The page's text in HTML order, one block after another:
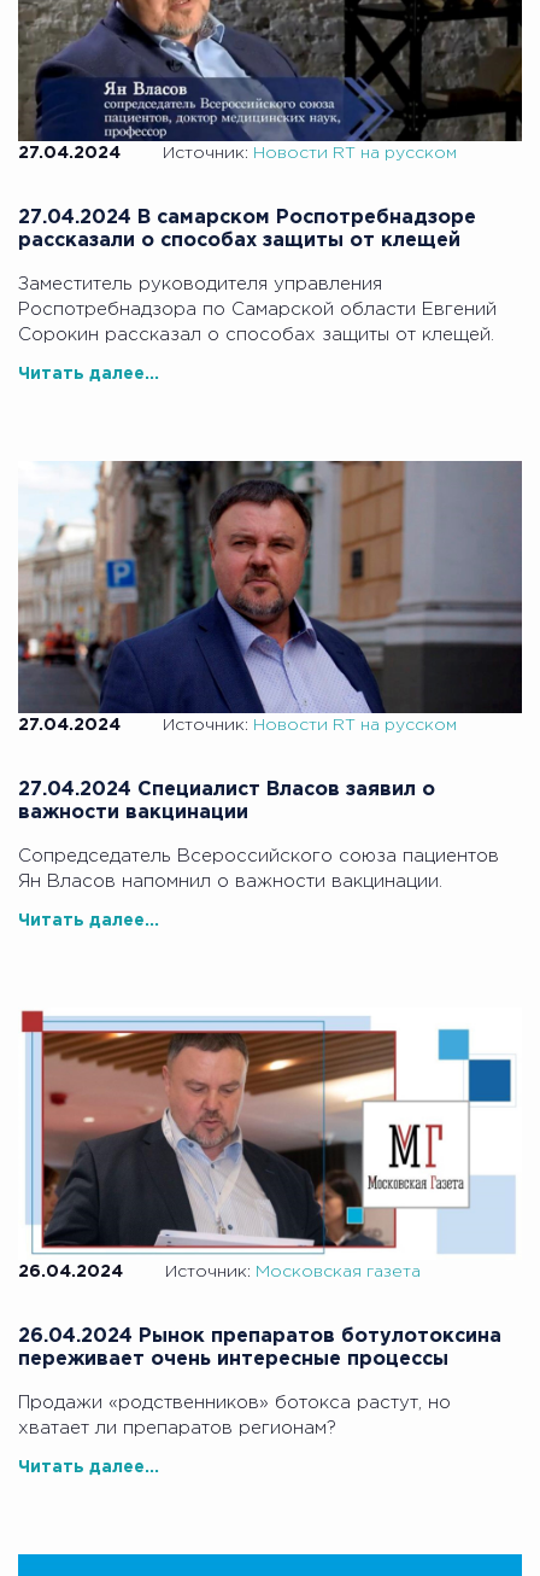
27.04.2024 Источник: Новости RT на русском
27.04.2024 В самарском Роспотребнадзоре
рассказали о способах защиты от клещей
Заместитель руководителя управления
Роспотребнадзора по Самарской области Евгений
Сорокин рассказал о способах защиты от клещей.
Читать далее...
27.04.2024 Источник: Новости RT на русском
27.04.2024 Специалист Власов заявил о
важности вакцинации
Сопредседатель Всероссийского союза пациентов
Ян Власов напомнил о важности вакцинации.
Читать далее...
26.04.2024 Источник: Московская газета
26.04.2024 Рынок препаратов ботулотоксина
переживает очень интересные процессы
Продажи «родственников» ботокса растут, но
хватает ли препаратов регионам?
Читать далее...